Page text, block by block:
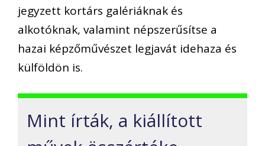
jegyzett kortárs galériáknak és
alkotóknak, valamint népszerűsítse a
hazai képzőművészet legjavát idehaza és
külföldön is.
Mint írták, a kiállított